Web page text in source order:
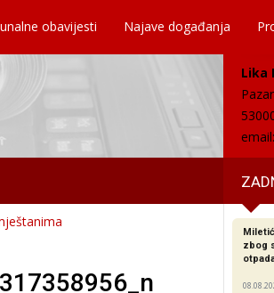
obavijesti Najave događanja
Lika
email:
zbog